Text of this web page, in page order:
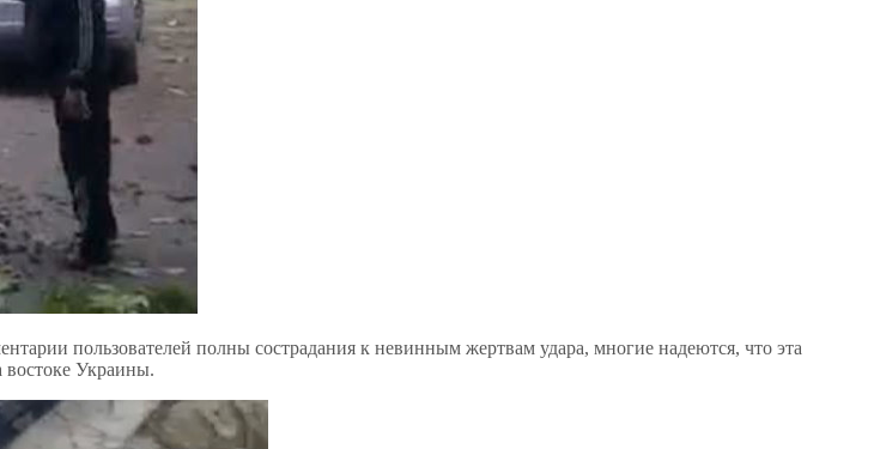
пользователей полны сострадания к невинным жертвам удара, многие надеются, что эта
востоке Украины.